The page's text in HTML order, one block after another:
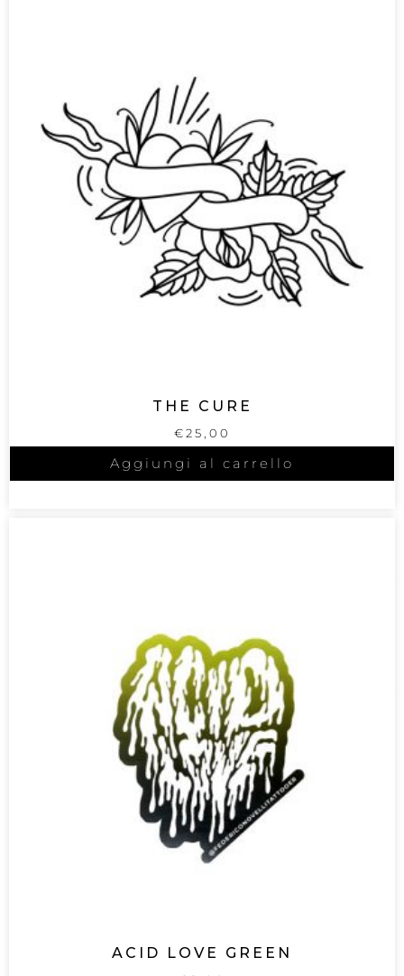
THE CURE
€25,00
Aggiungi al carrello
ACID LOVE GREEN